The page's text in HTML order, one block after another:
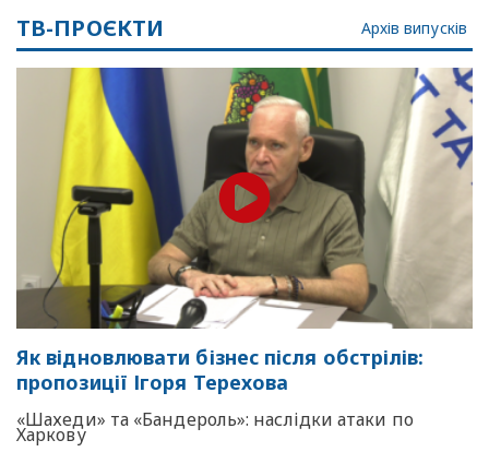
ТВ-ПРОЄКТИ Архів випусків
Як відновлювати бізнес після обстрілів:
пропозиції Ігоря Терехова
«Шахеди» та «Бандероль»: наслідки атаки по
Харкову